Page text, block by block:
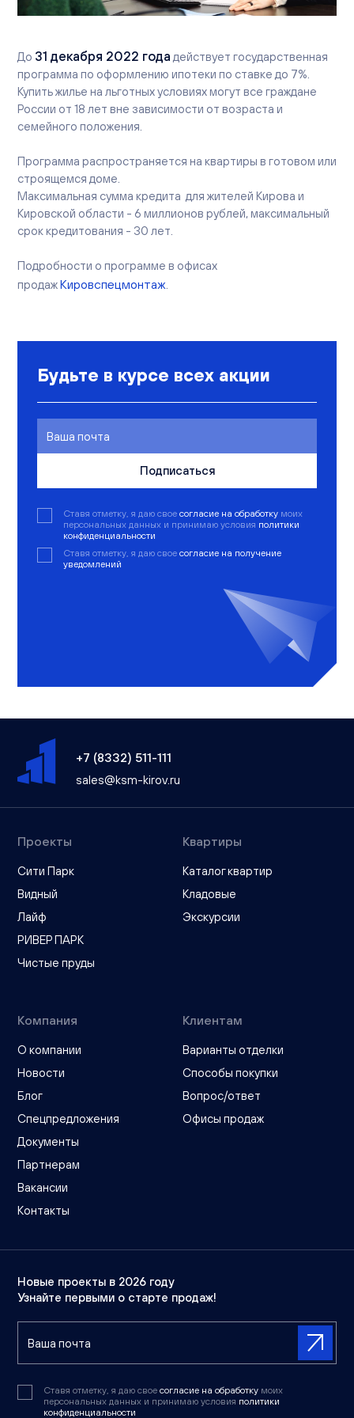
Вакансии
Офисы продаж
До 31 декабря 2022 годадействует государственная
программа по оформлению ипотеки по ставке до 7%.
Купить жилье на льготных условиях могут все граждане
России от 18 лет вне зависимости от возраста и
семейного положения.
Программа распространяется на квартиры в готовом или
строящемся доме.
Максимальная сумма кредита для жителей Кирова и
Кировской области - 6 миллионов рублей, максимальный
срок кредитования - 30 лет.
Подробности о программе в офисах
продажКировспецмонтаж.
Будьте в курсе всех акции
Подписаться
Ставя отметку, я даю свое согласие на обработку моих
персональных данных и принимаю условия политики
конфиденциальности
Ставя отметку, я даю свое согласие на получение
уведомлений
+7 (8332) 511-111
sales@ksm-kirov.ru
Проекты
Сити Парк
Видный
Лайф
РИВЕР ПАРК
Чистые пруды
Квартиры
Каталог квартир
Кладовые
Экскурсии
Компания
О компании
Новости
Блог
Спецпредложения
Документы
Партнерам
Вакансии
Контакты
Клиентам
Варианты отделки
Способы покупки
Вопрос/ответ
Офисы продаж
Новые проекты в 2026 году
Узнайте первыми о старте продаж!
Ставя отметку, я даю свое согласие на обработку моих
персональных данных и принимаю условия политики
конфиденциальности